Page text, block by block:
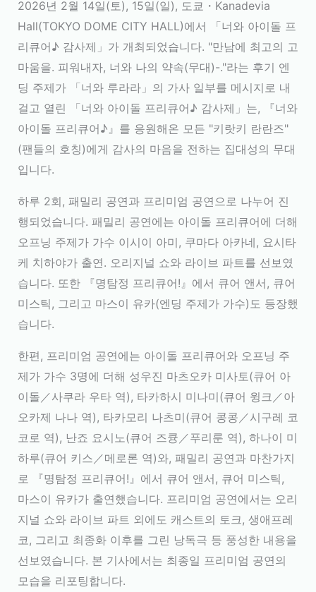
2026년 2월 14일(토), 15일(일), 도쿄・Kanadevia
Hall(TOKYO DOME CITY HALL)에서 「너와 아이돌 프
리큐어♪ 감사제」가 개최되었습니다. "만남에 최고의 고
마움을. 피워내자, 너와 나의 약속(무대)-."라는 후기 엔
딩 주제가 「너와 루라라」의 가사 일부를 메시지로 내
걸고 열린 「너와 아이돌 프리큐어♪ 감사제」는, 『너와
아이돌 프리큐어♪』를 응원해온 모든 "키랏키 란란즈"
(팬들의 호칭)에게 감사의 마음을 전하는 집대성의 무대
입니다.
하루 2회, 패밀리 공연과 프리미엄 공연으로 나누어 진
행되었습니다. 패밀리 공연에는 아이돌 프리큐어에 더해
오프닝 주제가 가수 이시이 아미, 쿠마다 아카네, 요시타
케 치하야가 출연. 오리지널 쇼와 라이브 파트를 선보였
습니다. 또한 『명탐정 프리큐어!』에서 큐어 앤서, 큐어
미스틱, 그리고 마스이 유카(엔딩 주제가 가수)도 등장했
습니다.
한편, 프리미엄 공연에는 아이돌 프리큐어와 오프닝 주
제가 가수 3명에 더해 성우진 마츠오카 미사토(큐어 아
이돌／사쿠라 우타 역), 타카하시 미나미(큐어 윙크／아
오카제 나나 역), 타카모리 나츠미(큐어 콩콩／시구레 코
코로 역), 난죠 요시노(큐어 즈큥／푸리룬 역), 하나이 미
하루(큐어 키스／메로론 역)와, 패밀리 공연과 마찬가지
로 『명탐정 프리큐어!』에서 큐어 앤서, 큐어 미스틱,
마스이 유카가 출연했습니다. 프리미엄 공연에서는 오리
지널 쇼와 라이브 파트 외에도 캐스트의 토크, 생애프레
코, 그리고 최종화 이후를 그린 낭독극 등 풍성한 내용을
선보였습니다. 본 기사에서는 최종일 프리미엄 공연의
모습을 리포팅합니다.